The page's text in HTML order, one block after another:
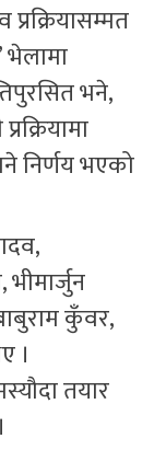
प्रक्रियासम्मत
भने,
निर्णय भएको
कुँवर,
।
तयार